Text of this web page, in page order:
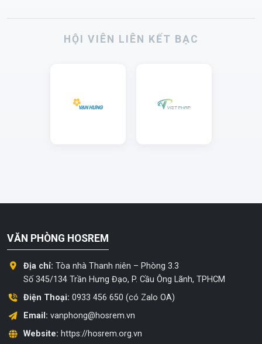
HỘI VIÊN LIÊN KẾT BẠC
VĂN PHÒNG HOSREM
Địa chỉ: Tòa nhà Thanh niên – Phòng 3.3
Số 345/134 Trần Hưng Đạo, P. Cầu Ông Lãnh, TPHCM
Điện Thoại: 0933 456 650 (có Zalo OA)
Email: vanphong@hosrem.vn
Website: https://hosrem.org.vn